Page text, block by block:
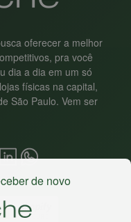
oferecer a melhor
pra você
dia a dia em um só
físicas na capital,
São Paulo. Vem ser
de novo